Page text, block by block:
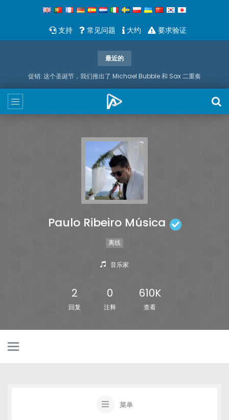
支持 常见问题 大约 要求验证
最近的
促销: 这个圣诞节，我们推出了 Michael Bubble 和 Sax 二重奏
Paulo Ribeiro Música
离线
音乐家
2
回复
0
注释
610K
查看
菜单